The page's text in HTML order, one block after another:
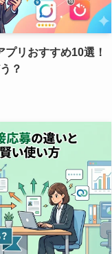
プリおすすめ10選！
？